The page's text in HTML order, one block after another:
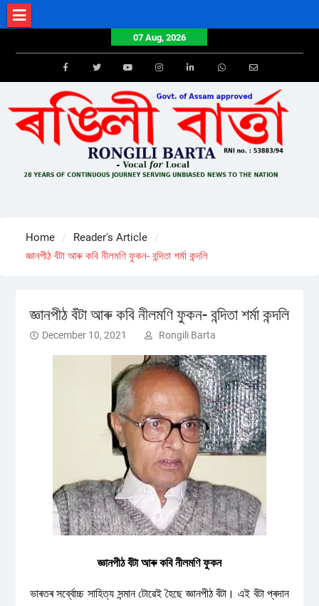
Skip
to
07 Aug, 2026
FacebookTwitterYoutube Email
Home
Reader's Article
জ্ঞানপীঠ বঁটা আৰু কবি নীলমণি ফুকন- বন্দিতা শৰ্মা কন্দলি
জ্ঞানপীঠ বঁটা আৰু কবি নীলমণি ফুকন- বন্দিতা শৰ্মা কন্দলি
December 10, 2021 Rongili Barta
জ্ঞানপীঠ বঁটা আৰু কবি নীলমণি ফুকন
ভাৰতৰ সৰ্ব্বোচ্চ সাহিত্য সন্মান টোৱেই হৈছে জ্ঞানপীঠ বঁটা। এই বঁটা প্ৰদান